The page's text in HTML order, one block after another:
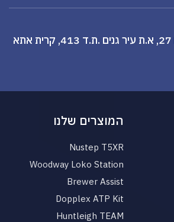
המוצרים שלנו
Nustep T5XR
Woodway Loko Station
Brewer Assist
Dopplex ATP Kit
Huntleigh TEAM